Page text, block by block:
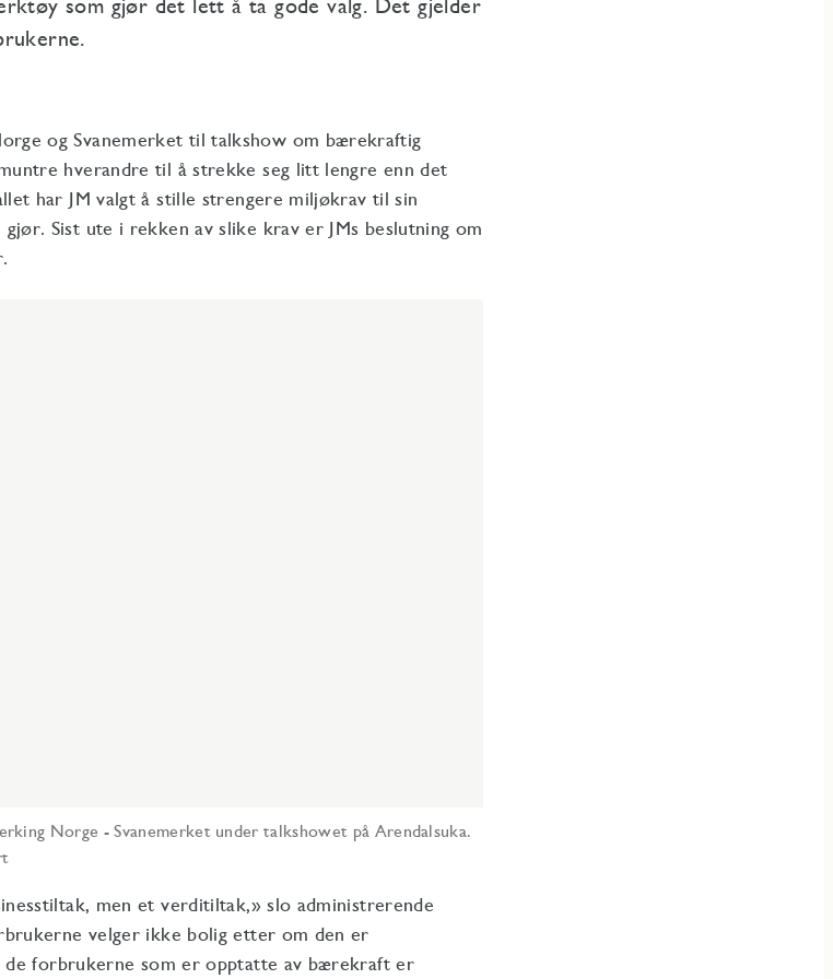
som gjør det lett å ta gode valg. Det gjelder
og Svanemerket til talkshow om bærekraftig
hverandre til å strekke seg litt lengre enn det
har JM valgt å stille strengere miljøkrav til sin
Sist ute i rekken av slike krav er JMs beslutning om
Norge - Svanemerket under talkshowet på Arendalsuka.
men et verditiltak,» slo administrerende
velger ikke bolig etter om den er
forbrukerne som er opptatte av bærekraft er